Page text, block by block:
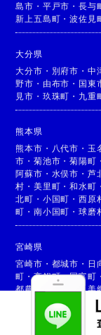
島市 ・ 平戸市 ・長与
新上五島町 ・波佐見
大分県
大分市 ・ 別府市 ・ 中
野市 ・ 由布市 ・ 国東
見市 ・ 玖珠町 ・ 九重
熊本県
熊本市 ・ 八代市 ・ 玉
市 ・菊池市 ・菊陽町
阿蘇市 ・ 水俣市 ・ 芦
村 ・美里町 ・和水町
北町 ・ 小国町 ・西原
町 ・南小国町 ・球磨
宮崎県
宮崎市 ・ 都城市 ・ 日
町 ・高鍋町・国富町 ・
都農町
高原町 ・美
椎葉村・ 西米良